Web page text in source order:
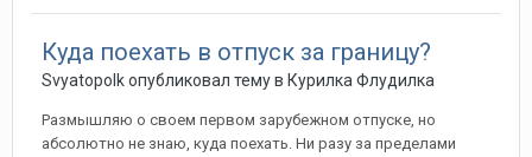
Куда поехать в отпуск за границу?
Svyatopolkопубликовал тему в Курилка Флудилка
Размышляю о своем первом зарубежном отпуске, но
абсолютно не знаю, куда поехать. Ни разу за пределами